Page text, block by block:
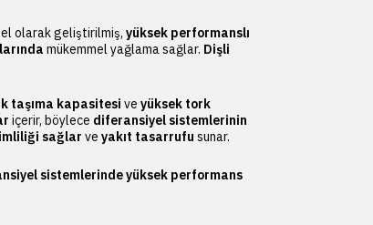
olarak geliştirilmiş, yüksek performanslı
mükemmel yağlama sağlar. Dişli
taşıma kapasitesi ve yüksek tork
içerir, böylece diferansiyel sistemlerinin
sağlar ve yakıt tasarrufu sunar.
sistemlerinde yüksek performans